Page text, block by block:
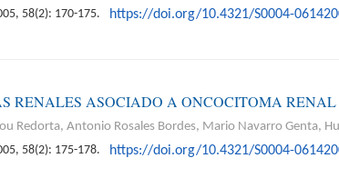
58(2): 170-175.
https://doi.org/10.4321/S0004-
RENALES ASOCIADO A ONCOCITOMA
Redorta, Antonio Rosales Bordes, Mario Navarro Genta,
58(2): 175-178.
https://doi.org/10.4321/S0004-